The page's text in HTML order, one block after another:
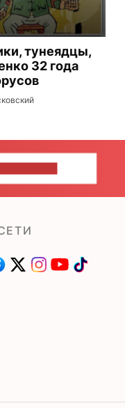
тунеядцы,
32 года